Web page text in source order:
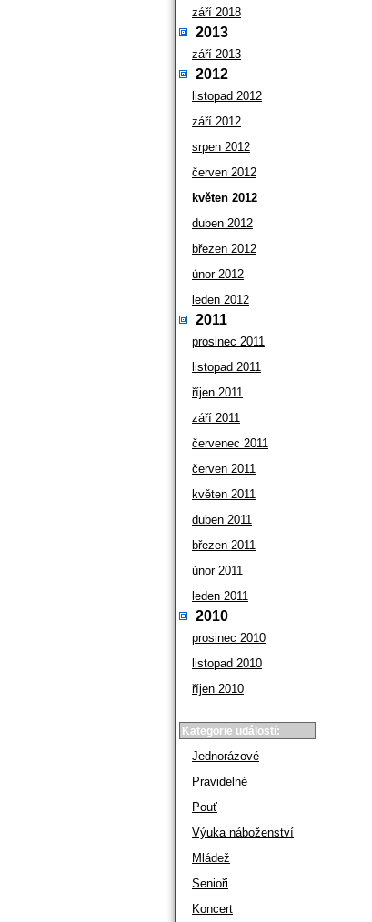
září 2018
2013
září 2013
2012
listopad 2012
září 2012
srpen 2012
červen 2012
květen 2012
duben 2012
březen 2012
únor 2012
leden 2012
2011
prosinec 2011
listopad 2011
říjen 2011
září 2011
červenec 2011
červen 2011
květen 2011
duben 2011
březen 2011
únor 2011
leden 2011
2010
prosinec 2010
listopad 2010
říjen 2010
Kategorie událostí:
Jednorázové
Pravidelné
Pouť
Výuka náboženství
Mládež
Senioři
Koncert